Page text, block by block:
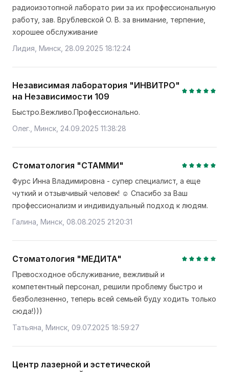
радиоизотопной лаборато рии за их профессиональную
работу, зав. Врублевской О. В. за внимание, терпение,
хорошее обслуживание
Лидия, Минск, 28.09.2025 18:12:24
Независимая лаборатория "ИНВИТРО"
на Независимости 109
Быстро.Вежливо.Профессионально.
Олег., Минск, 24.09.2025 11:38:28
Стоматология "СТАММИ"
Фурс Инна Владимировна - супер специалист, а еще
чуткий и отзывчивый человек! ☺️ Спасибо за Ваш
профессионализм и индивидуальный подход к людям.
Галина, Минск, 08.08.2025 21:20:31
Стоматология "МЕДИТА"
Превосходное обслуживание, вежливый и
компетентный персонал, решили проблему быстро и
безболезненно, теперь всей семьей буду ходить только
сюда!)))
Татьяна, Минск, 09.07.2025 18:59:27
Центр лазерной и эстетической